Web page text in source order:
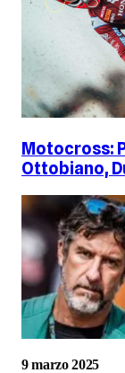
Motocross:
Ottobiano,
9 marzo 2025